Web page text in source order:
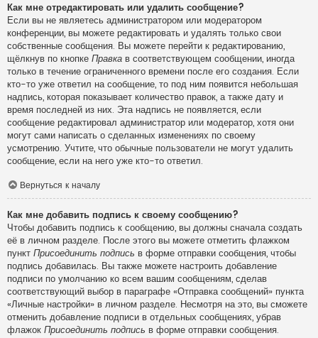
Как мне отредактировать или удалить сообщение?
Если вы не являетесь администратором или модератором
конференции, вы можете редактировать и удалять только свои
собственные сообщения. Вы можете перейти к редактированию,
щёлкнув по кнопке Правка в соответствующем сообщении, иногда
только в течение ограниченного времени после его создания. Если
кто-то уже ответил на сообщение, то под ним появится небольшая
надпись, которая показывает количество правок, а также дату и
время последней из них. Эта надпись не появляется, если
сообщение редактировал администратор или модератор, хотя они
могут сами написать о сделанных изменениях по своему
усмотрению. Учтите, что обычные пользователи не могут удалить
сообщение, если на него уже кто-то ответил.
Вернуться к началу
Как мне добавить подпись к своему сообщению?
Чтобы добавить подпись к сообщению, вы должны сначала создать
её в личном разделе. После этого вы можете отметить флажком
пункт Присоединить подпись в форме отправки сообщения, чтобы
подпись добавилась. Вы также можете настроить добавление
подписи по умолчанию ко всем вашим сообщениям, сделав
соответствующий выбор в параграфе «Отправка сообщений» пункта
«Личные настройки» в личном разделе. Несмотря на это, вы сможете
отменить добавление подписи в отдельных сообщениях, убрав
флажок Присоединить подпись в форме отправки сообщения.